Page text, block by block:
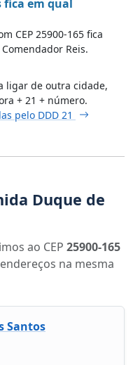
fica em qual
CEP 25900-165 fica
Reis.
ligar de outra cidade,
+ 21 + número.
pelo DDD 21
Duque de
ao CEP 25900-165
na mesma
Santos